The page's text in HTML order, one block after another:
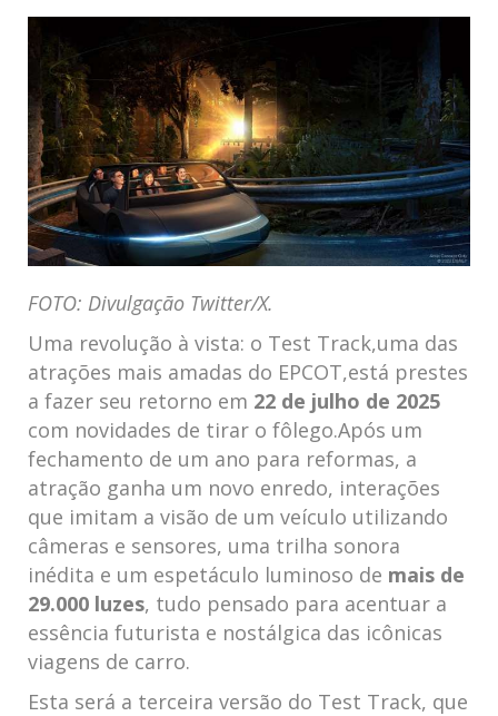
FOTO: Divulgação Twitter/X.
Uma revolução à vista:‌ o Test Track,uma das
atrações mais amadas do EPCOT,está prestes
a​ fazer seu retorno em 22 de julho de ​2025
com novidades de tirar o fôlego.Após um
fechamento de um ano ⁤para reformas, a
atração ganha um novo enredo, interações
que imitam a‌ visão‌ de um veículo utilizando
câmeras e sensores, uma trilha sonora
inédita e um espetáculo luminoso de‌ mais de⁤
29.000 luzes, tudo pensado para acentuar ⁤a​
essência futurista e nostálgica das icônicas
viagens de carro.
Esta será a terceira versão do Test Track, que